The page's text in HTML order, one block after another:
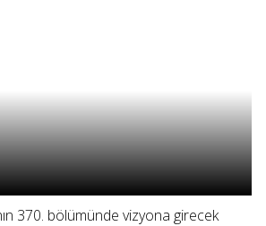
370. bölümünde vizyona girecek